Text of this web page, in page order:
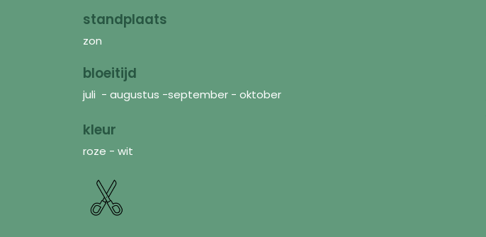
standplaats
zon
bloeitijd
juli - augustus -september - oktober
kleur
roze - wit